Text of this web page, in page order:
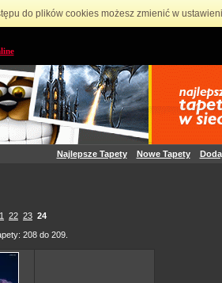
do plików cookies możesz zmienić w
Najlepsze Tapety Nowe Tapety
22 23 24
208 do 209.